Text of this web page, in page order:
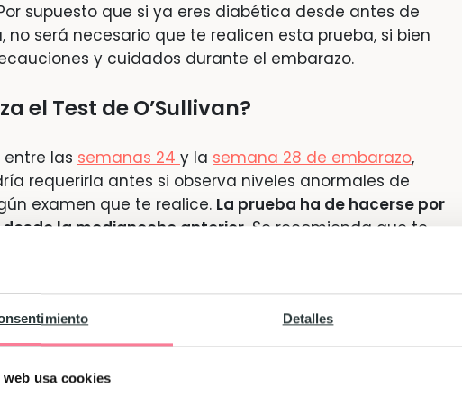
Detalles
web usa cookies
supuesto que si ya eres diabética desde antes de
será necesario que te realicen esta prueba, si bien
y cuidados durante el embarazo.
el Test de O’Sullivan?
entre las semanas 24 y la semana 28 de embarazo,
requerirla antes si observa niveles anormales de
examen que te realice. La prueba ha de hacerse por
la medianoche anterior. Se recomienda que te
lleves algo para leer y que te reserves media jornada,
que dura un par de horas.